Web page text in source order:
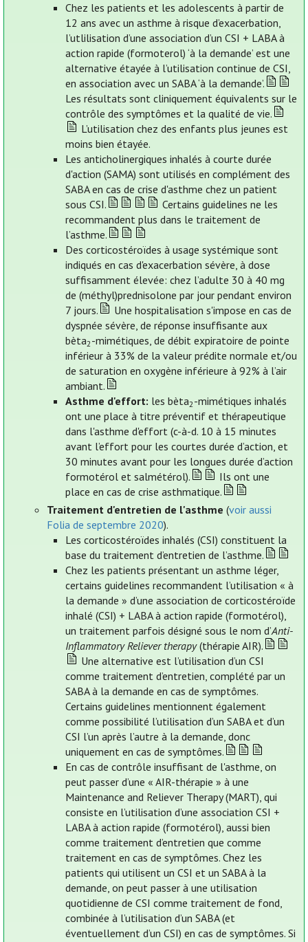
Chez les patients et les adolescents à partir de
12 ans avec un asthme à risque d’exacerbation,
l’utlilisation d’une association d’un CSI + LABA à
action rapide (formoterol) ‘à la demande’ est une
alternative étayée à l’utilisation continue de CSI,
en association avec un SABA ‘à la demande’.
Les résultats sont cliniquement équivalents sur le
contrôle des symptômes et la qualité de vie.
L’utilisation chez des enfants plus jeunes est
moins bien étayée.
Les anticholinergiques inhalés à courte durée
d'action (SAMA) sont utilisés en complément des
SABA en cas de crise d'asthme chez un patient
sous CSI.
Certains guidelines ne les
recommandent plus dans le traitement de
l’asthme.
Des corticostéroïdes à usage systémique sont
indiqués en cas d'exacerbation sévère, à dose
suffisamment élevée: chez l’adulte 30 à 40 mg
de (méthyl)prednisolone par jour pendant environ
7 jours.
Une hospitalisation s'impose en cas de
dyspnée sévère, de réponse insuffisante aux
bèta2-mimétiques, de débit expiratoire de pointe
inférieur à 33% de la valeur prédite normale et/ou
de saturation en oxygène inférieure à 92% à l’air
ambiant.
Asthme d'effort: les bèta2-mimétiques inhalés
ont une place à titre préventif et thérapeutique
dans l'asthme d'effort (c-à-d. 10 à 15 minutes
avant l’effort pour les courtes durée d’action, et
30 minutes avant pour les longues durée d’action
formotérol et salmétérol).
Ils ont une
place en cas de crise asthmatique.
Traitement d'entretien de l'asthme (voir aussi
Folia de septembre 2020).
Les corticostéroïdes inhalés (CSI) constituent la
base du traitement d’entretien de l’asthme.
Chez les patients présentant un asthme léger,
certains guidelines recommandent l’utilisation « à
la demande » d’une association de corticostéroïde
inhalé (CSI) + LABA à action rapide (formotérol),
un traitement parfois désigné sous le nom d’Anti-
Inflammatory Reliever therapy(thérapie AIR).
Une alternative est l’utilisation d’un CSI
comme traitement d’entretien, complété par un
SABA à la demande en cas de symptômes.
Certains guidelines mentionnent également
comme possibilité l’utilisation d’un SABA et d’un
CSI l’un après l’autre à la demande, donc
uniquement en cas de symptômes.
En cas de contrôle insuffisant de l'asthme, on
peut passer d’une « AIR-thérapie » à une
Maintenance and Reliever Therapy (MART), qui
consiste en l’utilisation d’une association CSI +
LABA à action rapide (formotérol), aussi bien
comme traitement d’entretien que comme
traitement en cas de symptômes. Chez les
patients qui utilisent un CSI et un SABA à la
demande, on peut passer à une utilisation
quotidienne de CSI comme traitement de fond,
combinée à l’utilisation d’un SABA (et
éventuellement d’un CSI) en cas de symptômes. Si